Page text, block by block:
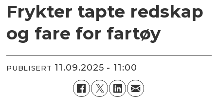
Frykter tapte redskap
og fare for fartøy
PUBLISERT 11.09.2025 - 11:00